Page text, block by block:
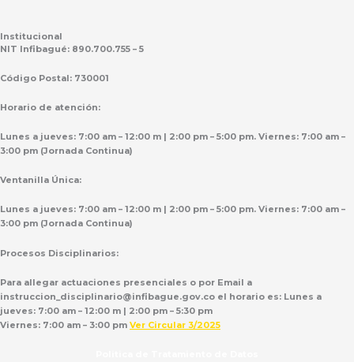
Institucional
NIT Infibagué: 890.700.755 – 5
Código Postal: 730001
Horario de atención:
Lunes a jueves: 7:00 am – 12:00 m | 2:00 pm – 5:00 pm. Viernes: 7:00 am –
3:00 pm (Jornada Continua)
Ventanilla Única:
Lunes a jueves: 7:00 am – 12:00 m | 2:00 pm – 5:00 pm. Viernes: 7:00 am –
3:00 pm (Jornada Continua)
Procesos Disciplinarios:
Para allegar actuaciones presenciales o por Email a
instruccion_disciplinario@infibague.gov.co el horario es: Lunes a
jueves: 7:00 am – 12:00 m | 2:00 pm – 5:30 pm
Viernes: 7:00 am – 3:00 pm Ver Circular 3/2025